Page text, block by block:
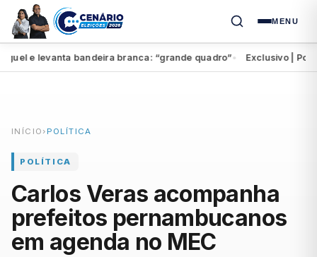
MENU
e levanta bandeira branca: “grande quadro”● Exclusivo | Por
INÍCIO › POLÍTICA
POLÍTICA
Carlos Veras acompanha
prefeitos pernambucanos
em agenda no MEC